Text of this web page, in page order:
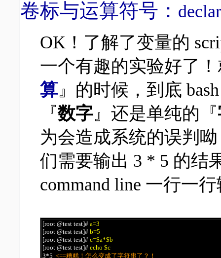
卷标与运算符号：
OK！了解了变量的
一个有趣的实验好了
算』的时候，到底
『数字』还是单纯的『
为会造成系统的误判
们需要输出 3 * 5 的结
command line 一行一
[root @test test]# a=3
[root @test test]# b=5
[root @test test]# c=$a*$b
[root @test test]# echo $c
3*5 <==糟糕！怎么变成了字符串了？！